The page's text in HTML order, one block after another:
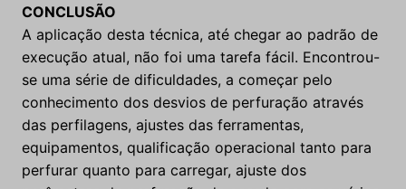
CONCLUSÃO
A aplicação desta técnica, até chegar ao padrão de
execução atual, não foi uma tarefa fácil. Encontrou-
se uma série de dificuldades, a começar pelo
conhecimento dos desvios de perfuração através
das perfilagens, ajustes das ferramentas,
equipamentos, qualificação operacional tanto para
perfurar quanto para carregar, ajuste dos